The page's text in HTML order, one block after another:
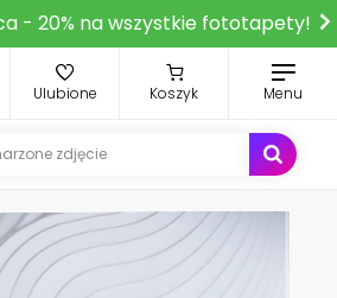
- 20% na wszystkie fototapety!
Ulubione Koszyk Menu